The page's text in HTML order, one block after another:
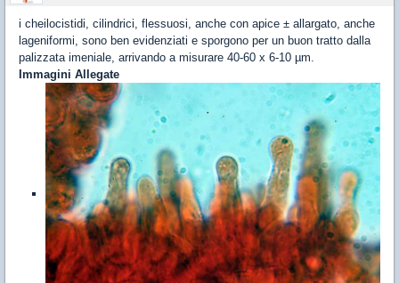
i cheilocistidi, cilindrici, flessuosi, anche con apice ± allargato, anche
lageniformi, sono ben evidenziati e sporgono per un buon tratto dalla
palizzata imeniale, arrivando a misurare 40-60 x 6-10 µm.
Immagini Allegate